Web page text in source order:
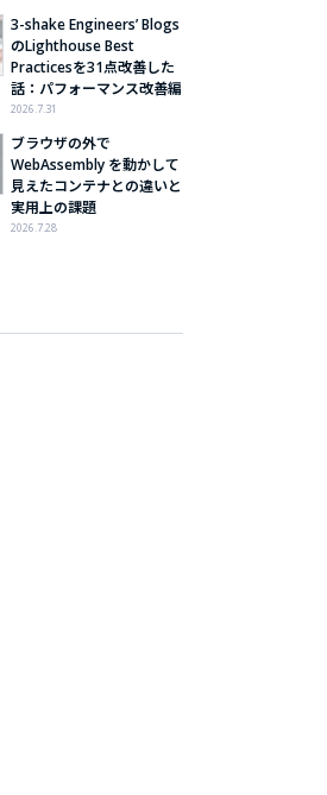
3-shake Engineers’ Blogs
のLighthouse Best
Practicesを31点改善した
話：パフォーマンス改善編
2026.7.31
ブラウザの外で
WebAssembly を動かして
見えたコンテナとの違いと
実用上の課題
2026.7.28